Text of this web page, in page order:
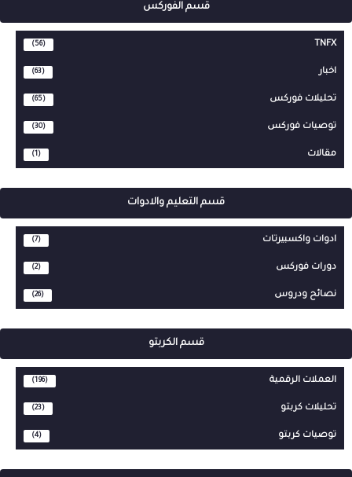
قسم الفوركس
TNFX
(56)
اخبار (63)
تحليلات فوركس (65)
توصيات فوركس (30)
مقالات (1)
قسم التعليم والادوات
ادوات واكسبيرتات (7)
دورات فوركس (2)
نصائح ودروس (26)
قسم الكربتو
العملات الرقمية (196)
تحليلات كربتو (23)
توصيات كربتو (4)